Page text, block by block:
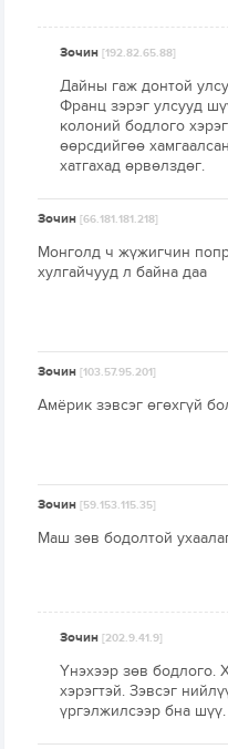
Зочин[192.82.65.88]
Дайны гаж донтой
Франц зэрэг улсууд
колоний бодлого
өөрсдийгөө
хатгахад өрвөлздөг.
Зочин[66.181.181.218]
Монголд ч жүжигчин
хулгайчууд л байна даа
Зочин[103.57.95.201]
Амёрик зэвсэг өгөхгүй
Зочин[59.153.115.35]
Маш зөв бодолтой
Зочин[202.9.41.9]
Үнэхээр зөв бодлого.
хэрэгтэй. Зэвсэг
үргэлжилсээр бна шүү.